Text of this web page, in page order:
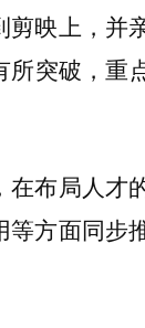
剪映上，并
所突破，重
在布局人才
等方面同步